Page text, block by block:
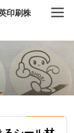
印刷株